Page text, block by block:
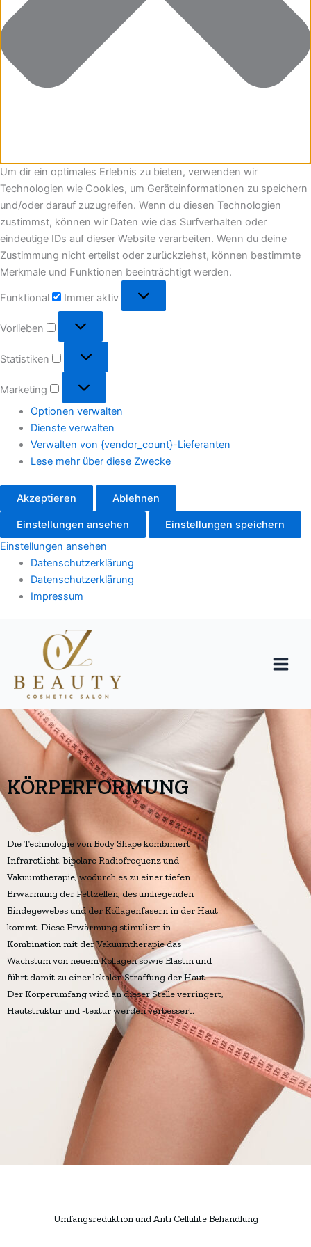
Um dir ein optimales Erlebnis zu bieten, verwenden wir
Technologien wie Cookies, um Geräteinformationen zu speichern
und/oder darauf zuzugreifen. Wenn du diesen Technologien
zustimmst, können wir Daten wie das Surfverhalten oder
eindeutige IDs auf dieser Website verarbeiten. Wenn du deine
Zustimmung nicht erteilst oder zurückziehst, können bestimmte
Merkmale und Funktionen beeinträchtigt werden.
Funktional Immer aktiv
Vorlieben
Statistiken
Marketing
Optionen verwalten
Dienste verwalten
Verwalten von {vendor_count}-Lieferanten
Lese mehr über diese Zwecke
Akzeptieren Ablehnen
Einstellungen ansehen
Einstellungen speichern
Einstellungen ansehen
Datenschutzerklärung
Datenschutzerklärung
Impressum
KÖRPERFORMUNG
Die Technologie von Body Shape kombiniert
Infrarotlicht, bipolare Radiofrequenz und
Vakuumtherapie, wodurch es zu einer tiefen
Erwärmung der Fettzellen, des umliegenden
Bindegewebes und der Kollagenfasern in der Haut
kommt. Diese Erwärmung stimuliert in
Kombination mit der Vakuumtherapie das
Wachstum von neuem Kollagen sowie Elastin und
führt damit zu einer lokalen Straffung der Haut.
Der Körperumfang wird an dieser Stelle verringert,
Hautstruktur und -textur werden verbessert.
Umfangsreduktion und Anti Cellulite Behandlung